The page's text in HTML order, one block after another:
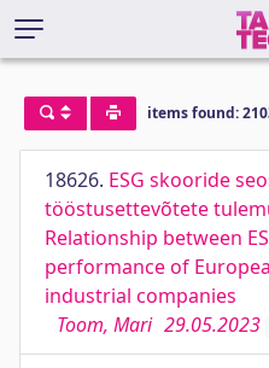
items found:
18626. ESG skooride
tööstusettevõtete
Relationship between
performance of
industrial companies
Toom, Mari 29.05.2023